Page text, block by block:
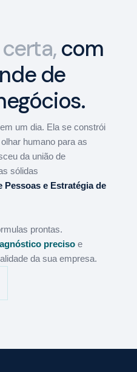
com
de
um dia. Ela se constrói
humano para as
da união de
sólidas
Pessoas e Estratégia de
prontas.
preciso e
da sua empresa.